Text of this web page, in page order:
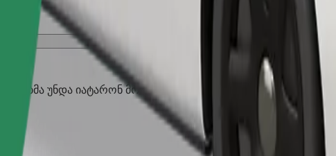
უნდა იატარონ მორჩი, პატარა ცხოველებს სჭირდებათ